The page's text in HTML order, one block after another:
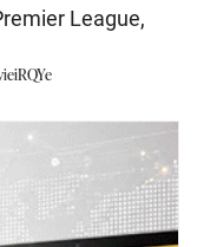
League,